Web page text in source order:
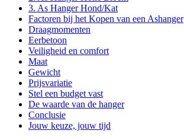
3. As Hanger Hond/Kat
Factoren bij het Kopen van een Ashanger
Draagmomenten
Eerbetoon
Veiligheid en comfort
Maat
Gewicht
Prijsvariatie
Stel een budget vast
De waarde van de hanger
Conclusie
Jouw keuze, jouw tijd